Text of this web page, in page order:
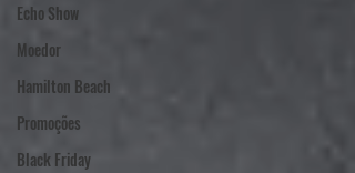
Echo Show
Moedor
Hamilton Beach
Promoções
Black Friday